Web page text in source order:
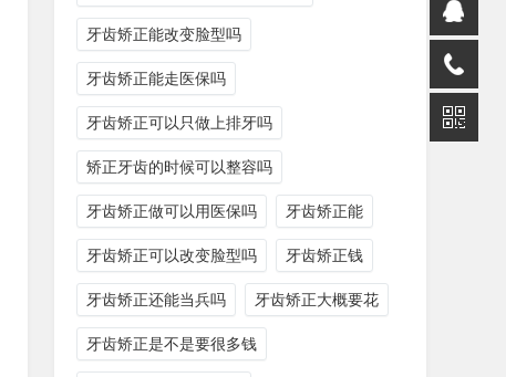
牙齿矫正能改变脸型吗
牙齿矫正能走医保吗
牙齿矫正可以只做上排牙吗
矫正牙齿的时候可以整容吗
牙齿矫正做可以用医保吗 牙齿矫正能
牙齿矫正可以改变脸型吗 牙齿矫正钱
牙齿矫正还能当兵吗 牙齿矫正大概要花
牙齿矫正是不是要很多钱